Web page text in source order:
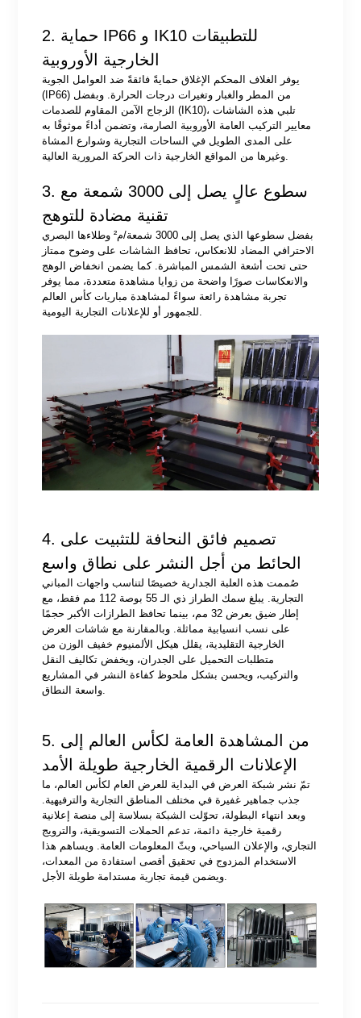
2. حماية IP66 و IK10 للتطبيقات
الخارجية الأوروبية
يوفر الغلاف المحكم الإغلاق حمايةً فائقةً ضد العوامل الجوية
(IP66) من المطر والغبار وتغيرات درجات الحرارة. وبفضل
الزجاج الآمن المقاوم للصدمات (IK10)، تلبي هذه الشاشات
معايير التركيب العامة الأوروبية الصارمة، وتضمن أداءً موثوقًا به
على المدى الطويل في الساحات التجارية وشوارع المشاة
وغيرها من المواقع الخارجية ذات الحركة المرورية العالية.
3. سطوع عالٍ يصل إلى 3000 شمعة مع
تقنية مضادة للتوهج
بفضل سطوعها الذي يصل إلى 3000 شمعة/م² وطلاءها البصري
الاحترافي المضاد للانعكاس، تحافظ الشاشات على وضوح ممتاز
حتى تحت أشعة الشمس المباشرة. كما يضمن انخفاض الوهج
والانعكاسات صورًا واضحة من زوايا مشاهدة متعددة، مما يوفر
تجربة مشاهدة رائعة سواءً لمشاهدة مباريات كأس العالم
للجمهور أو للإعلانات التجارية اليومية.
4. تصميم فائق النحافة للتثبيت على
الحائط من أجل النشر على نطاق واسع
صُممت هذه العلبة الجدارية خصيصًا لتناسب واجهات المباني
التجارية. يبلغ سمك الطراز ذي الـ 55 بوصة 112 مم فقط، مع
إطار ضيق بعرض 32 مم، بينما تحافظ الطرازات الأكبر حجمًا
على نسب انسيابية مماثلة. وبالمقارنة مع شاشات العرض
الخارجية التقليدية، يقلل هيكل الألمنيوم خفيف الوزن من
متطلبات التحميل على الجدران، ويخفض تكاليف النقل
والتركيب، ويحسن بشكل ملحوظ كفاءة النشر في المشاريع
واسعة النطاق.
5. من المشاهدة العامة لكأس العالم إلى
الإعلانات الرقمية الخارجية طويلة الأمد
تمّ نشر شبكة العرض في البداية للعرض العام لكأس العالم، ما
جذب جماهير غفيرة في مختلف المناطق التجارية والترفيهية.
وبعد انتهاء البطولة، تحوّلت الشبكة بسلاسة إلى منصة إعلانية
رقمية خارجية دائمة، تدعم الحملات التسويقية، والترويج
التجاري، والإعلان السياحي، وبثّ المعلومات العامة. ويساهم هذا
الاستخدام المزدوج في تحقيق أقصى استفادة من المعدات،
ويضمن قيمة تجارية مستدامة طويلة الأجل.